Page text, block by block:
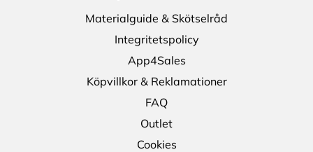
Materialguide & Skötselråd
Integritetspolicy
App4Sales
Köpvillkor & Reklamationer
FAQ
Outlet
Cookies